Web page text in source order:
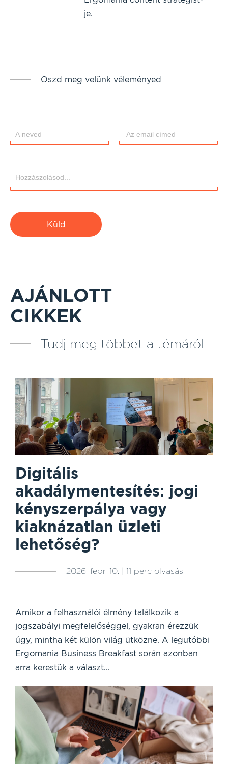
je.
Oszd meg velünk véleményed
Küld
AJÁNLOTT
CIKKEK
Tudj meg többet a témáról
Digitális
akadálymentesítés: jogi
kényszerpálya vagy
kiaknázatlan üzleti
lehetőség?
2026. febr. 10. | 11 perc olvasás
Amikor a felhasználói élmény találkozik a
jogszabályi megfelelőséggel, gyakran érezzük
úgy, mintha két külön világ ütközne. A legutóbbi
Ergomania Business Breakfast során azonban
arra kerestük a választ...